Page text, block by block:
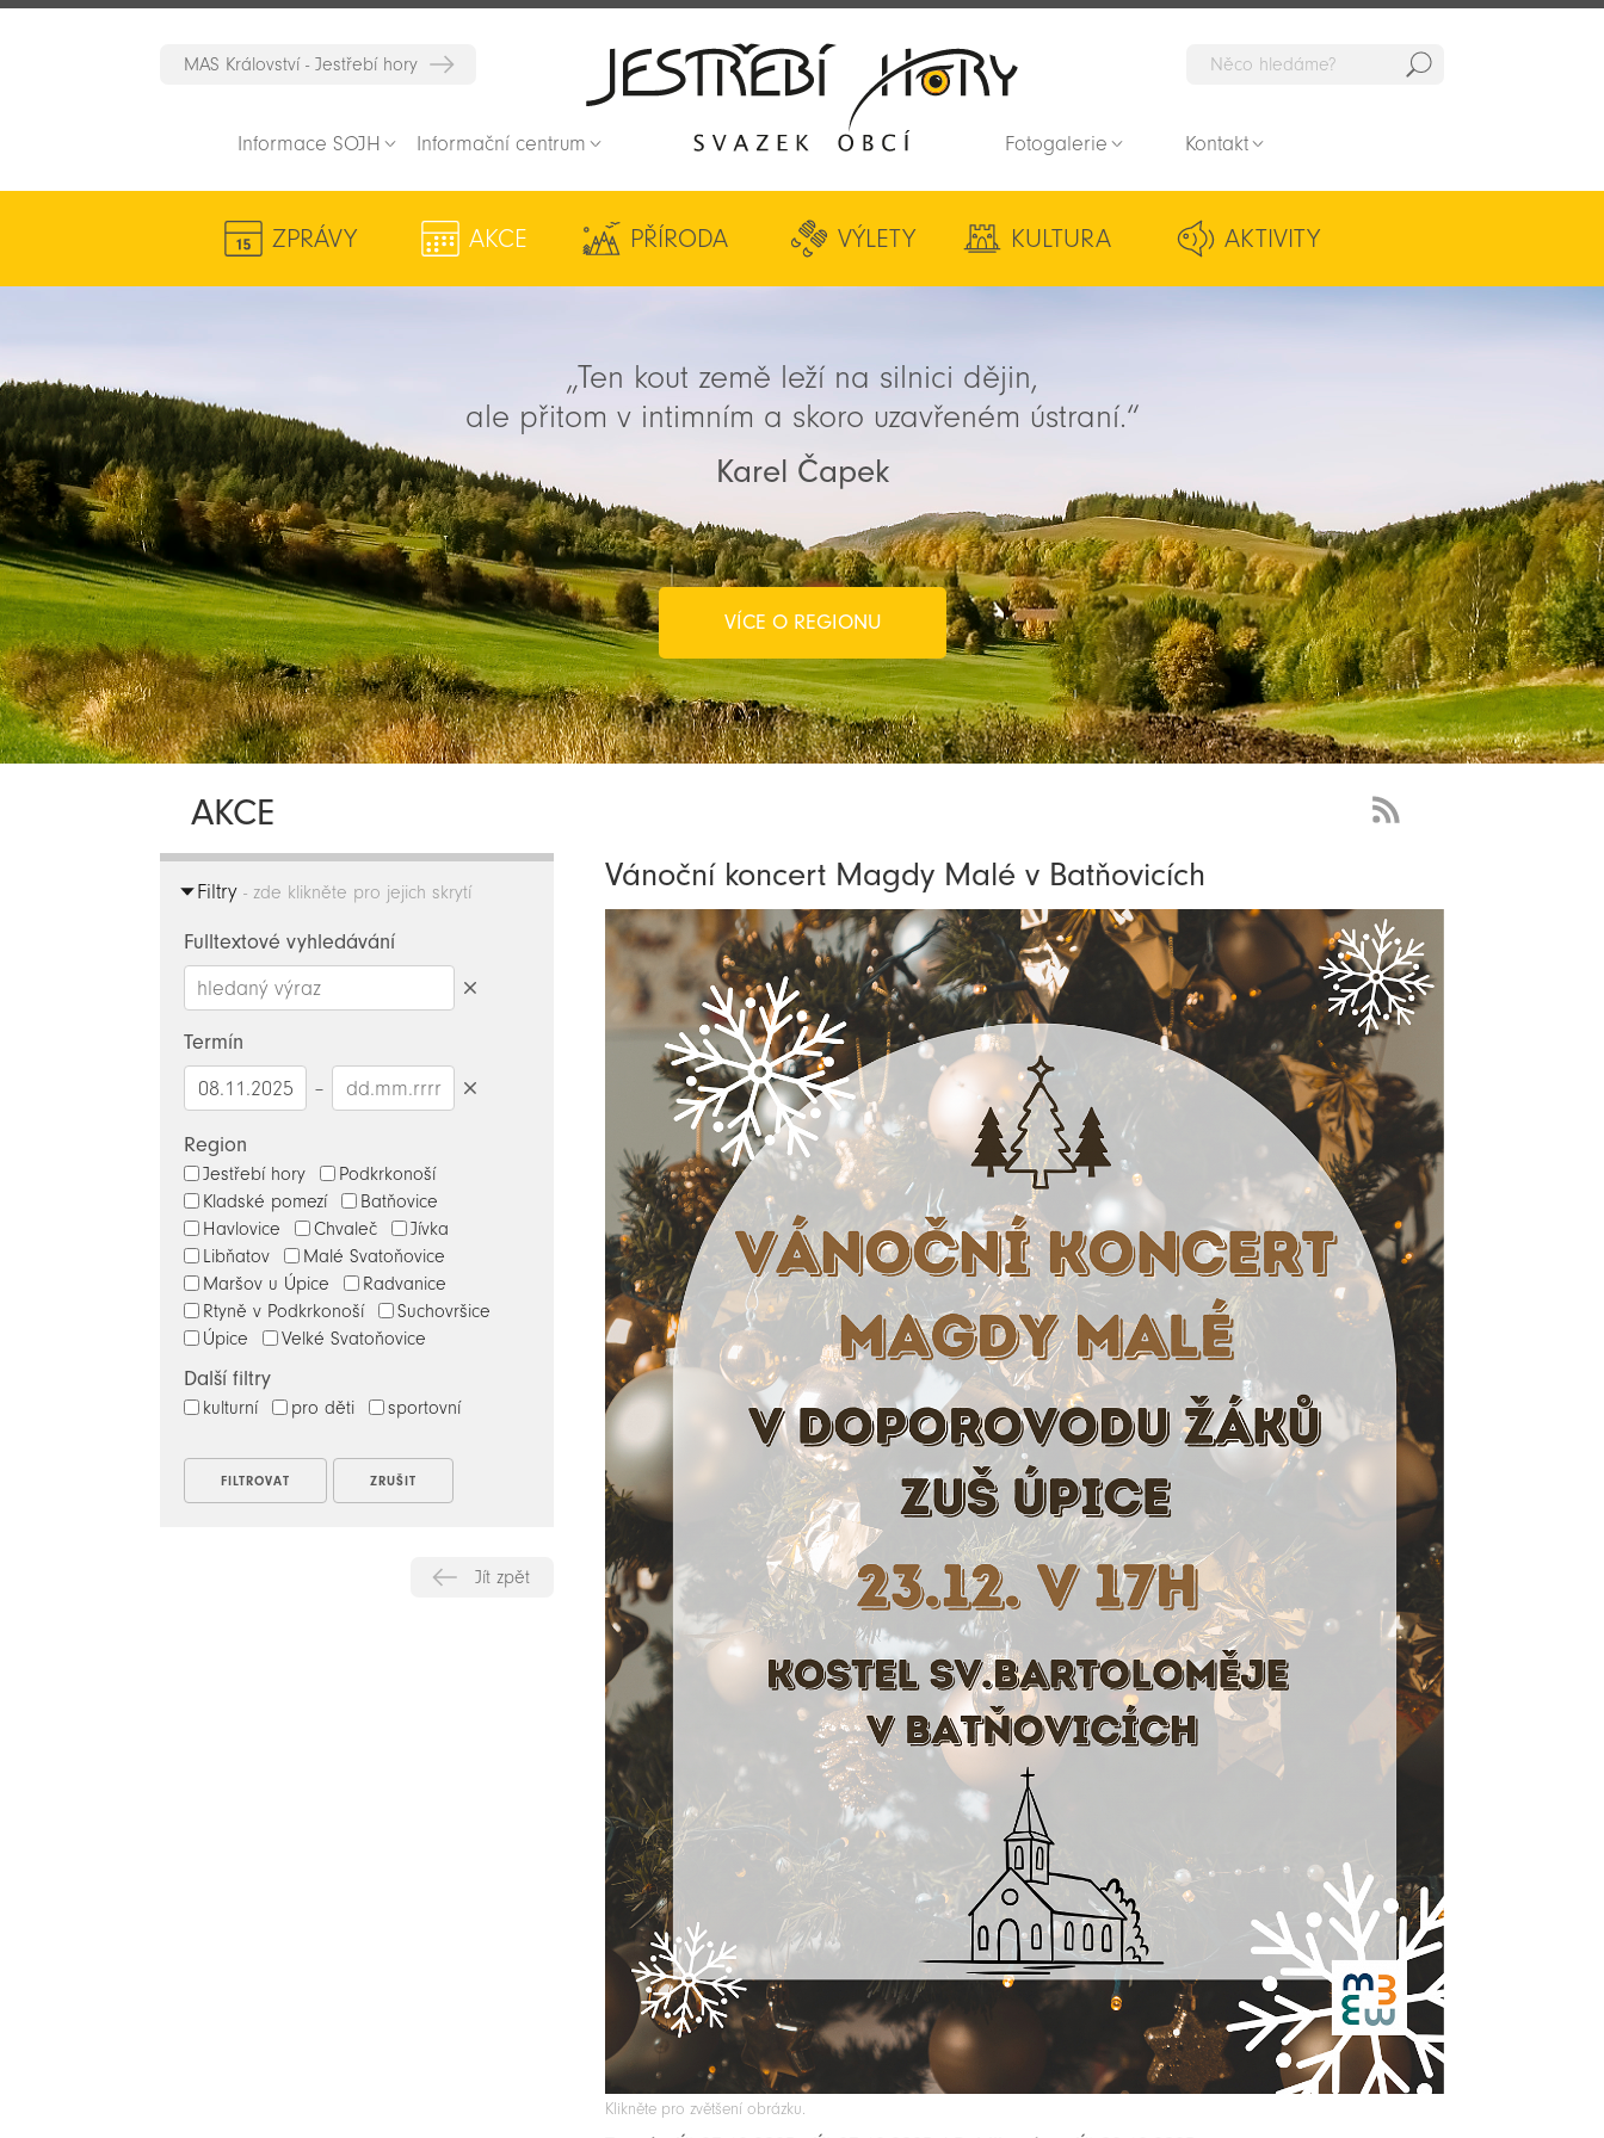
MAS Království - Jestřebí hory
Informace SOJH Informační centrum Fotogalerie Kontakt
ZPRÁVY AKCE PŘÍRODA VÝLETY KULTURA AKTIVITY
„Ten kout země leží na silnici dějin,
ale přitom v intimním a skoro uzavřeném ústraní.“
Karel Čapek
VÍCE O REGIONU
AKCE
novinky
Filtry - zde klikněte pro jejich skrytí
Fulltextové vyhledávání
Termín
–
Region
Jestřebí hory
Podkrkonoší
Kladské pomezí
Batňovice
Havlovice
Chvaleč
Jívka
Libňatov
Malé Svatoňovice
Maršov u Úpice
Radvanice
Rtyně v Podkrkonoší
Suchovršice
Úpice
Velké Svatoňovice
Další filtry
kulturní pro děti sportovní
Jít zpět
Vánoční koncert Magdy Malé v Batňovicích
Klikněte pro zvětšení obrázku.